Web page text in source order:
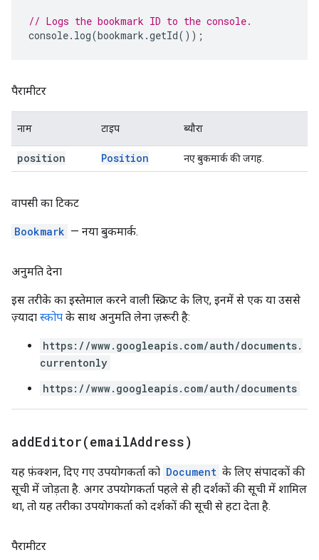
// Logs the bookmark ID to the console.
console. log(bookmark .getId());
पैरामीटर
नाम टाइप ब्यौरा
position Position नए बुकमार्क की जगह.
वापसी का टिकट
Bookmark — नया बुकमार्क.
अनुमति देना
इस तरीके का इस्तेमाल करने वाली स्क्रिप्ट के लिए, इनमें से एक या उससे
ज़्यादा स्कोप के साथ अनुमति लेना ज़रूरी है:
https://www.googleapis.com/auth/documents.
currentonly
https://www.googleapis.com/auth/documents
addEditor(emailAddress)
यह फ़ंक्शन, दिए गए उपयोगकर्ता को Document के लिए संपादकों की
सूची में जोड़ता है. अगर उपयोगकर्ता पहले से ही दर्शकों की सूची में शामिल
था, तो यह तरीका उपयोगकर्ता को दर्शकों की सूची से हटा देता है.
पैरामीटर